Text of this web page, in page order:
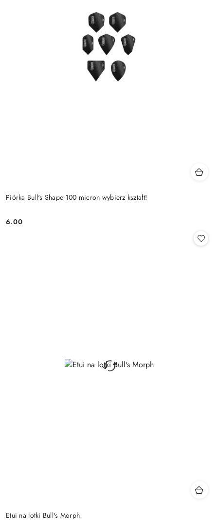
Piórka Bull's Shape 100 micron wybierz kształt!
Cena:
6.00
Etui na lotki Bull's Morph